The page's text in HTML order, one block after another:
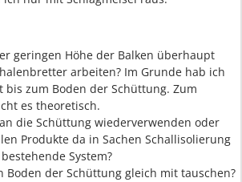
geringen Höhe der Balken überhaupt
arbeiten? Im Grunde hab ich
bis zum Boden der Schüttung. Zum
es theoretisch.
die Schüttung wiederverwenden oder
Produkte da in Sachen Schallisolierung
System?
Boden der Schüttung gleich mit tauschen?